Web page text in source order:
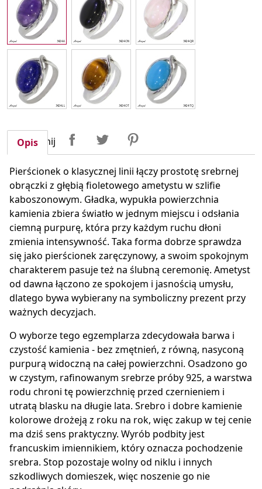
Udostępnij UdostępnijTweetuj
Opis
Pierścionek o klasycznej linii łączy prostotę srebrnej
obrączki z głębią fioletowego ametystu w szlifie
kaboszonowym. Gładka, wypukła powierzchnia
kamienia zbiera światło w jednym miejscu i odsłania
ciemną purpurę, która przy każdym ruchu dłoni
zmienia intensywność. Taka forma dobrze sprawdza
się jako pierścionek zaręczynowy, a swoim spokojnym
charakterem pasuje też na ślubną ceremonię. Ametyst
od dawna łączono ze spokojem i jasnością umysłu,
dlatego bywa wybierany na symboliczny prezent przy
ważnych decyzjach.
O wyborze tego egzemplarza zdecydowała barwa i
czystość kamienia - bez zmętnień, z równą, nasyconą
purpurą widoczną na całej powierzchni. Osadzono go
w czystym, rafinowanym srebrze próby 925, a warstwa
rodu chroni tę powierzchnię przed czernieniem i
utratą blasku na długie lata. Srebro i dobre kamienie
kolorowe drożeją z roku na rok, więc zakup w tej cenie
ma dziś sens praktyczny. Wyrób podbity jest
francuskim imiennikiem, który oznacza pochodzenie
srebra. Stop pozostaje wolny od niklu i innych
szkodliwych domieszek, więc noszenie go nie